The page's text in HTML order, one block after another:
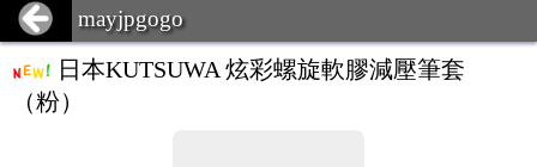
mayjpgogo
日本KUTSUWA 炫彩螺旋軟膠減壓筆套
（粉）